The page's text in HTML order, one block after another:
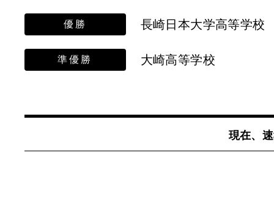
優勝 長崎日本大学高等学校
準優勝 大崎高等学校
現在、